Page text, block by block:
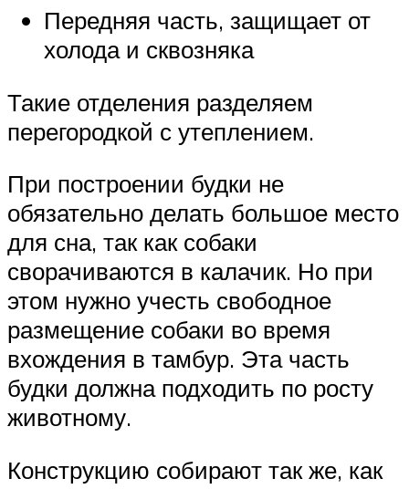
Передняя часть, защищает от
холода и сквозняка
Такие отделения разделяем
перегородкой с утеплением.
При построении будки не
обязательно делать большое место
для сна, так как собаки
сворачиваются в калачик. Но при
этом нужно учесть свободное
размещение собаки во время
вхождения в тамбур. Эта часть
будки должна подходить по росту
животному.
Конструкцию собирают так же, как